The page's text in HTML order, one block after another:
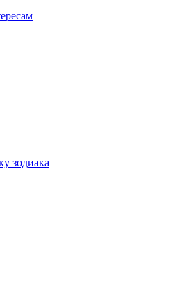
зодиака